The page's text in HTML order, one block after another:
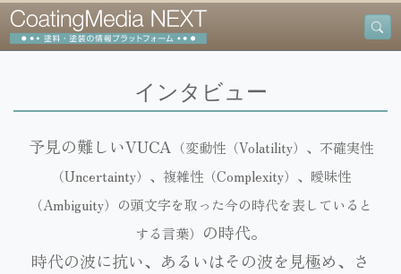
インタビュー
予見の難しいVUCA （変動性（Volatility）、不確実性
（Uncertainty）、複雑性（Complexity）、曖昧性
（Ambiguity）の頭文字を取った今の時代を表していると
する言葉） の時代。
時代の波に抗い、あるいはその波を見極め、さ